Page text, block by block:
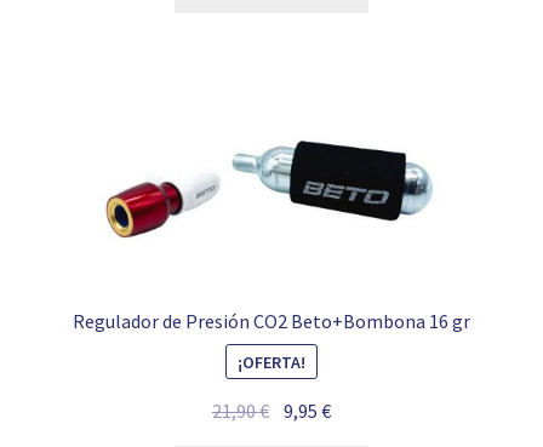
Regulador de Presión CO2 Beto+Bombona 16 gr
¡OFERTA!
21,90€ El9,95€El